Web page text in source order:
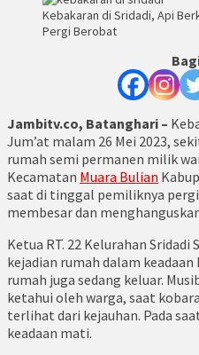
Kebakaran di Sridadi, Api
Pergi Berobat
Jambitv.co, Batanghari –
Jum’at malam 26 Mei 2023,
rumah semi permanen milik
Kecamatan Muara Bulian
saat di tinggal pemiliknya
membesar dan
Ketua RT. 22 Kelurahan
kejadian rumah dalam
rumah juga sedang keluar.
ketahui oleh warga, saat
terlihat dari kejauhan. Pada
keadaan mati.